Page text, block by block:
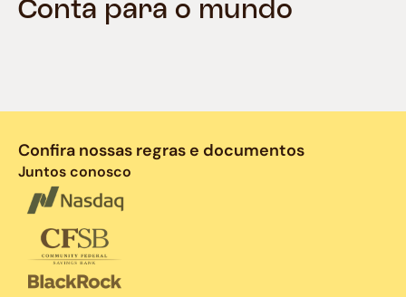
Conta para o mundo
Confira nossas regras e documentos
Juntos conosco